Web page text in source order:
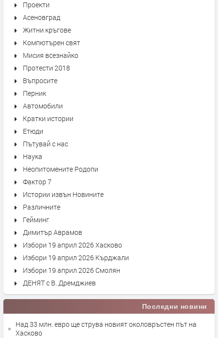
Проекти
Асеновград
Житни кръгове
Компютърен свят
Мисия всезнайко
Протести 2018
Въпросите
Перник
Автомобили
Кратки истории
Етюди
Пътувай с нас
Наука
Неопитомените Родопи
Фактор 7
Истории извън Новините
Различните
Гейминг
Димитър Аврамов
Избори 19 април 2026 Хасково
Избори 19 април 2026 Кърджали
Избори 19 април 2026 Смолян
ДЕНЯТ с В. Дремджиев
Последни новини
Над 33 млн. евро ще струва новият околовръстен път на
Хасково